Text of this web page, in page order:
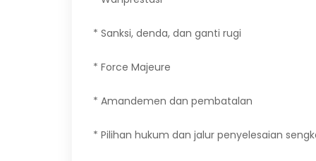
* Sanksi, denda, dan ganti rugi
* Force Majeure
* Amandemen dan pembatalan
* Pilihan hukum dan jalur penyelesaian